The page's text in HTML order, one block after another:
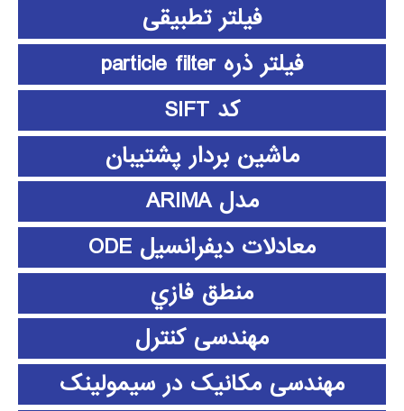
فیلتر تطبیقی
فیلتر ذره particle filter
کد SIFT
ماشین بردار پشتیبان
مدل ARIMA
معادلات دیفرانسیل ODE
منطق فازي
مهندسی کنترل
مهندسی مکانیک در سیمولینک